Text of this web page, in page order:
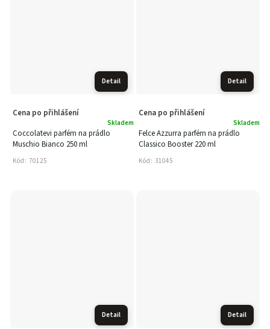
Detail
Coccolatevi parfém na prádlo
Muschio Bianco 250 ml
Skladem
Cena po přihlášení
Kód: 70125
Detail
Felce Azzurra parfém na prádlo
Classico Booster 220 ml
Skladem
Cena po přihlášení
Kód: 31045
Detail Detail